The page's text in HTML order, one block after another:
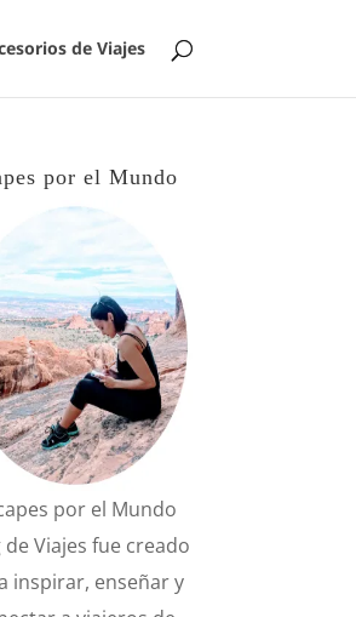
de Viajes
por el Mundo
por el Mundo
de Viajes fue creado
inspirar, enseñar y